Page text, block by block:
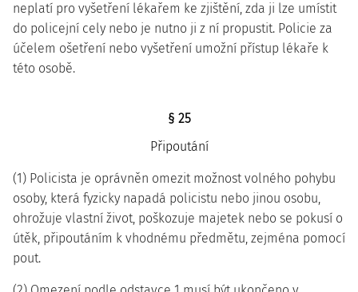
neplatí pro vyšetření lékařem ke zjištění, zda ji lze umístit
do policejní cely nebo je nutno ji z ní propustit. Policie za
účelem ošetření nebo vyšetření umožní přístup lékaře k
této osobě.
§ 25
Připoutání
(1) Policista je oprávněn omezit možnost volného pohybu
osoby, která fyzicky napadá policistu nebo jinou osobu,
ohrožuje vlastní život, poškozuje majetek nebo se pokusí o
útěk, připoutáním k vhodnému předmětu, zejména pomocí
pout.